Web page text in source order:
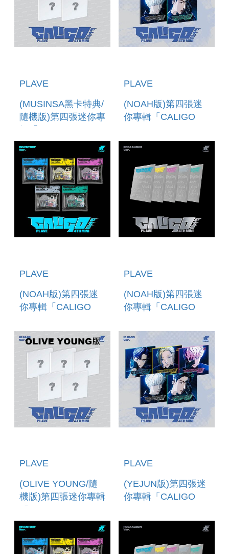
PLAVE
(MUSINSA黑卡特典/
隨機版)第四張迷你專
PT.2(ID PASS VER.)
PLAVE
(NOAH版)第四張迷
你專輯「CALIGO
VER.)」(韓國進口版)
PLAVE
(NOAH版)第四張迷
你專輯「CALIGO
VER.)」 (韓國進口
版)
PLAVE
(NOAH版)第四張迷
你專輯「CALIGO
VER.)」 (韓國進口
版)
PLAVE
(OLIVE YOUNG/隨
機版)第四張迷你專輯
PASS VER.) (韓國進
口版)
PLAVE
(YEJUN版)第四張迷
你專輯「CALIGO
VER.)」(韓國進口版)